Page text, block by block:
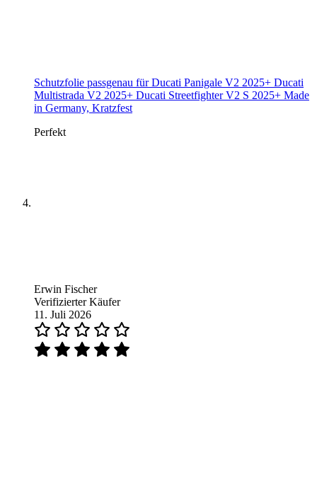
Schutzfolie passgenau für Ducati Panigale V2 2025+ Ducati
Multistrada V2 2025+ Ducati Streetfighter V2 S 2025+ Made
in Germany, Kratzfest
Perfekt
Erwin Fischer
Verifizierter Käufer
11. Juli 2026